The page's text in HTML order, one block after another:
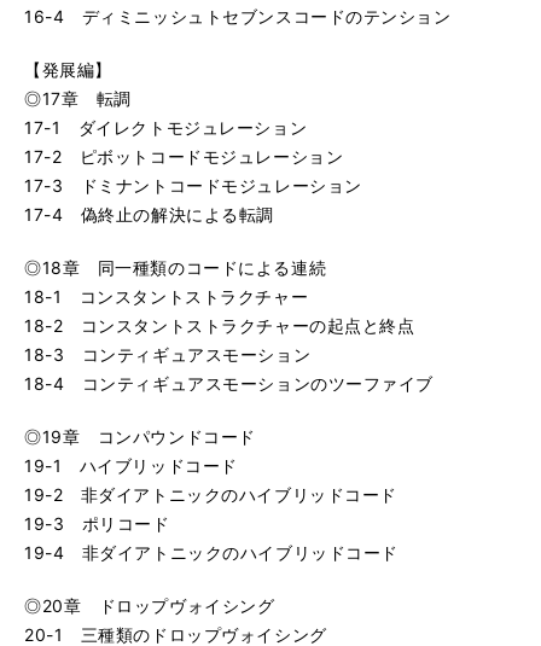
16-4 ディミニッシュトセブンスコードのテンション
【発展編】
◎17章 転調
17-1 ダイレクトモジュレーション
17-2 ピボットコードモジュレーション
17-3 ドミナントコードモジュレーション
17-4 偽終止の解決による転調
◎18章 同一種類のコードによる連続
18-1 コンスタントストラクチャー
18-2 コンスタントストラクチャーの起点と終点
18-3 コンティギュアスモーション
18-4 コンティギュアスモーションのツーファイブ
◎19章 コンパウンドコード
19-1 ハイブリッドコード
19-2 非ダイアトニックのハイブリッドコード
19-3 ポリコード
19-4 非ダイアトニックのハイブリッドコード
◎20章 ドロップヴォイシング
20-1 三種類のドロップヴォイシング